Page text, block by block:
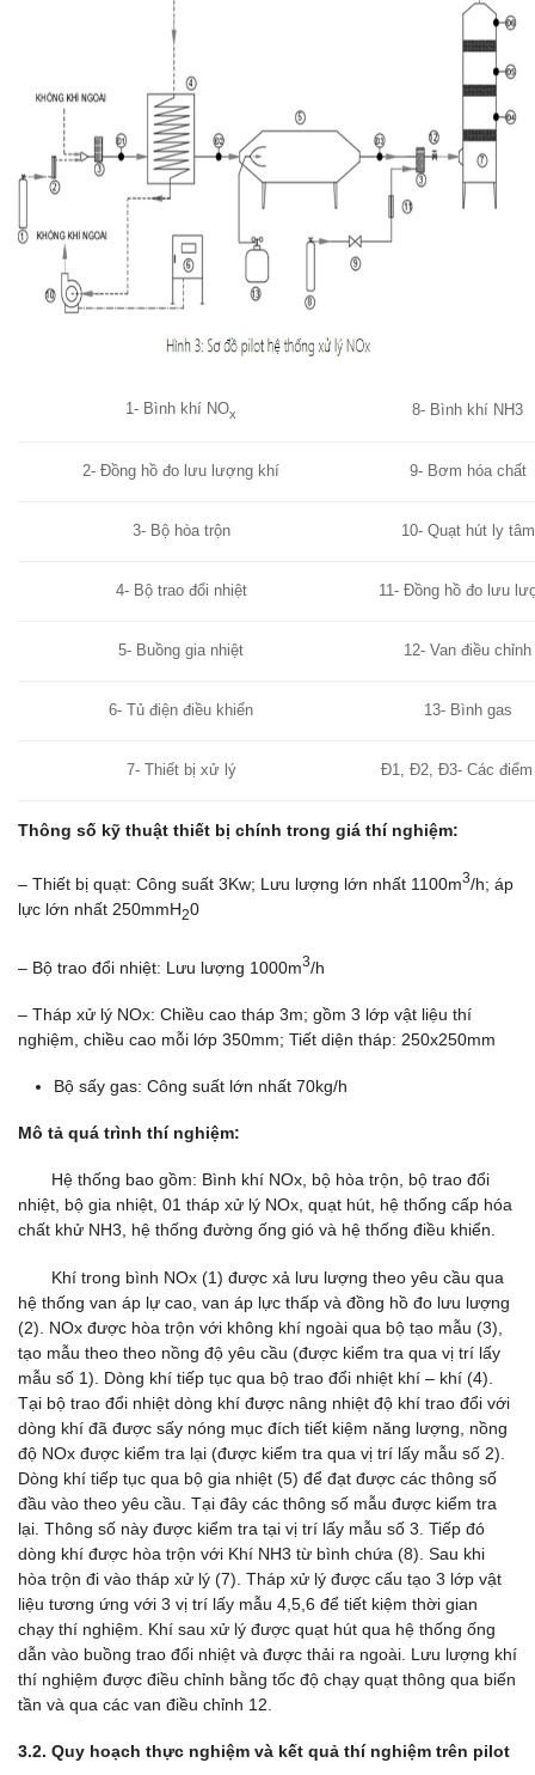
1- Bình khí NOx 8- Bình khí NH3
2- Đồng hồ đo lưu lượng khí 9- Bơm hóa chất
3- Bộ hòa trộn 10- Quạt hút ly tâm
4- Bộ trao đổi nhiệt 11- Đồng hồ đo lưu
5- Buồng gia nhiệt 12- Van điều chỉnh
6- Tủ điện điều khiển 13- Bình gas
7- Thiết bị xử lý Đ1, Đ2, Đ3- Các điểm
Thông số kỹ thuật thiết bị chính trong giá thí nghiệm:
– Thiết bị quạt: Công suất 3Kw; Lưu lượng lớn nhất 1100m3/h; áp
lực lớn nhất 250mmH20
– Bộ trao đổi nhiệt: Lưu lượng 1000m3/h
– Tháp xử lý NOx: Chiều cao tháp 3m; gồm 3 lớp vật liệu thí
nghiệm, chiều cao mỗi lớp 350mm; Tiết diện tháp: 250x250mm
Bộ sấy gas: Công suất lớn nhất 70kg/h
Mô tả quá trình thí nghiệm:
Hệ thống bao gồm: Bình khí NOx, bộ hòa trộn, bộ trao đổi
nhiệt, bộ gia nhiệt, 01 tháp xử lý NOx, quạt hút, hệ thống cấp hóa
chất khử NH3, hệ thống đường ống gió và hệ thống điều khiển.
Khí trong bình NOx (1) được xả lưu lượng theo yêu cầu qua
hệ thống van áp lự cao, van áp lực thấp và đồng hồ đo lưu lượng
(2). NOx được hòa trộn với không khí ngoài qua bộ tạo mẫu (3),
tạo mẫu theo theo nồng độ yêu cầu (được kiểm tra qua vị trí lấy
mẫu số 1). Dòng khí tiếp tục qua bộ trao đổi nhiệt khí – khí (4).
Tại bộ trao đổi nhiệt dòng khí được nâng nhiệt độ khí trao đổi với
dòng khí đã được sấy nóng mục đích tiết kiệm năng lượng, nồng
độ NOx được kiểm tra lại (được kiểm tra qua vị trí lấy mẫu số 2).
Dòng khí tiếp tục qua bộ gia nhiệt (5) để đạt được các thông số
đầu vào theo yêu cầu. Tại đây các thông số mẫu được kiểm tra
lại. Thông số này được kiểm tra tại vị trí lấy mẫu số 3. Tiếp đó
dòng khí được hòa trộn với Khí NH3 từ bình chứa (8). Sau khi
hòa trộn đi vào tháp xử lý (7). Tháp xử lý được cấu tạo 3 lớp vật
liệu tương ứng với 3 vị trí lấy mẫu 4,5,6 để tiết kiệm thời gian
chạy thí nghiệm. Khí sau xử lý được quạt hút qua hệ thống ống
dẫn vào buồng trao đổi nhiệt và được thải ra ngoài. Lưu lượng khí
thí nghiệm được điều chỉnh bằng tốc độ chạy quạt thông qua biến
tần và qua các van điều chỉnh 12.
3.2. Quy hoạch thực nghiệm và kết quả thí nghiệm trên pilot